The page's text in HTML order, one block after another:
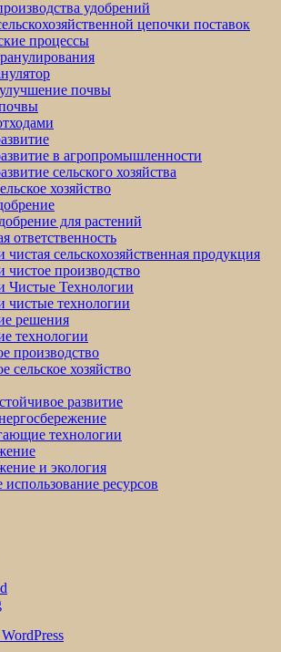
удобрений
цепочки поставок
процессы
почвы
в агропромышленности
сельского хозяйства
хозяйство
для растений
ответственность
чистая сельскохозяйственная продукция
чистое производство
Чистые Технологии
чистые технологии
решения
технологии
производство
сельское хозяйство
развитие
технологии
и экология
ресурсов